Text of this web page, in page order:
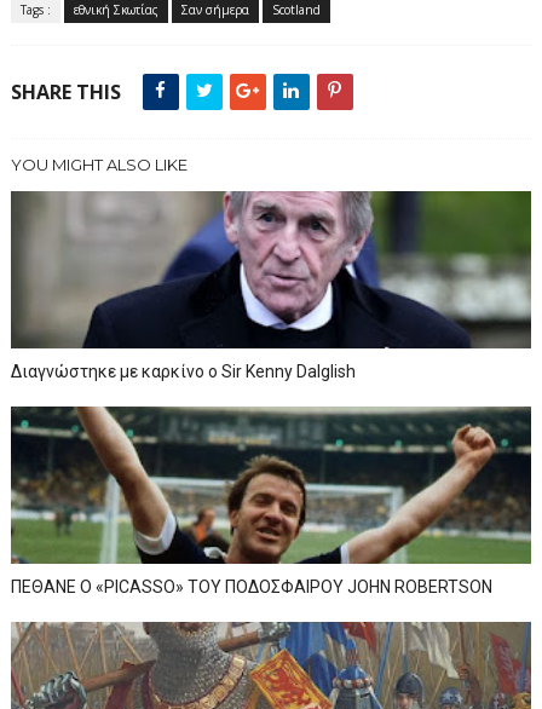
Tags : εθνική Σκωτίας Σαν σήμερα Scotland
SHARE THIS
YOU MIGHT ALSO LIKE
Διαγνώστηκε με καρκίνο ο Sir Kenny Dalglish
ΠΕΘΑΝΕ Ο «PICASSO» TOY ΠΟΔΟΣΦΑΙΡΟΥ JOHN ROBERTSON